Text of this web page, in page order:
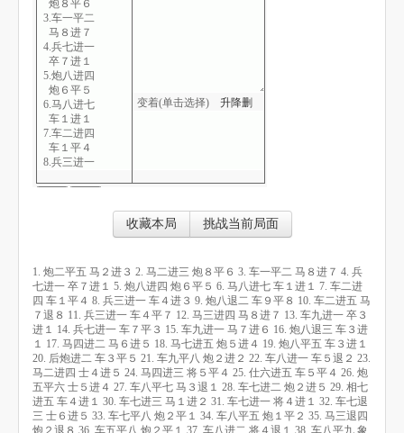
炮８平６
3.车一平二
马８进７
4.兵七进一
卒７进１
5.炮八进四
炮６平５
6.马八进七
车１进１
7.车二进四
车１平４
8.兵三进一
9.炮八退二
12.马三进四
马８进７
13.车九进一
卒３进１
14.兵七进一
车７平３
15.车九进一
马７进６
16.炮八退三
车３进１
17.马四进二
变着(单击选择) 升降删
收藏本局 挑战当前局面
1. 炮二平五 马２进３ 2. 马二进三 炮８平６ 3. 车一平二 马８进７ 4. 兵
七进一 卒７进１ 5. 炮八进四 炮６平５ 6. 马八进七 车１进１ 7. 车二进
四 车１平４ 8. 兵三进一 车４进３ 9. 炮八退二 车９平８ 10. 车二进五 马
７退８ 11. 兵三进一 车４平７ 12. 马三进四 马８进７ 13. 车九进一 卒３
进１ 14. 兵七进一 车７平３ 15. 车九进一 马７进６ 16. 炮八退三 车３进
１ 17. 马四进二 马６进５ 18. 马七进五 炮５进４ 19. 炮八平五 车３进１
20. 后炮进二 车３平５ 21. 车九平八 炮２进２ 22. 车八进一 车５退２ 23.
马二进四 士４进５ 24. 马四进三 将５平４ 25. 仕六进五 车５平４ 26. 炮
五平六 士５进４ 27. 车八平七 马３退１ 28. 车七进二 炮２进５ 29. 相七
进五 车４进１ 30. 车七进三 马１进２ 31. 车七进一 将４进１ 32. 车七退
三 士６进５ 33. 车七平八 炮２平１ 34. 车八平五 炮１平２ 35. 马三退四
炮２退８ 36. 车五平八 炮２平１ 37. 车八进二 将４退１ 38. 车八平九 象